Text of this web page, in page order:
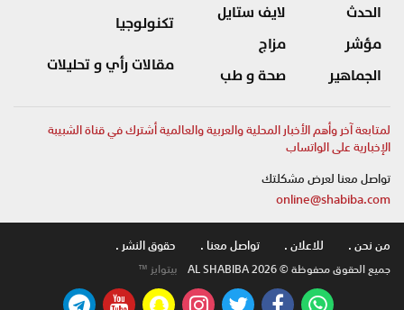
الحدث
مؤشر
الجماهير
لايف ستايل
مزاج
صحة و طب
تكنولوجيا
مقالات رأي و تحليلات
لمتابعة آخر وأهم الأخبار المحلية والعربية والعالمية أشترك في قناة الشبيبة
الإخبارية على الواتساب
تواصل معنا لعرض مشكلتك
online@shabiba.com
من نحن .
للاعلان . تواصل معنا . حقوق النشر .
جميع الحقوق محفوظة © AL SHABIBA 2026 بيتوايز ™